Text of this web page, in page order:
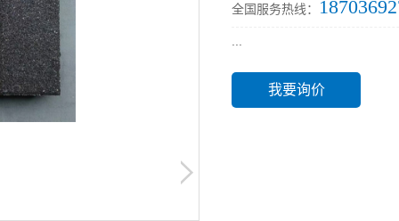
全国服务热线：
我要询价